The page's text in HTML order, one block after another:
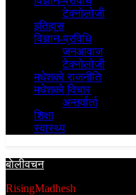
टेक्नोलोजी
इतिहास
विज्ञान-प्रविधि
जनआवाज
टेक्नोलोजी
मधेशकाे राजनीति
मधेशकाे विचार
अन्तर्वार्ता
शिक्षा
स्वास्थ्य
बाेलीवचन
RisingMadhesh